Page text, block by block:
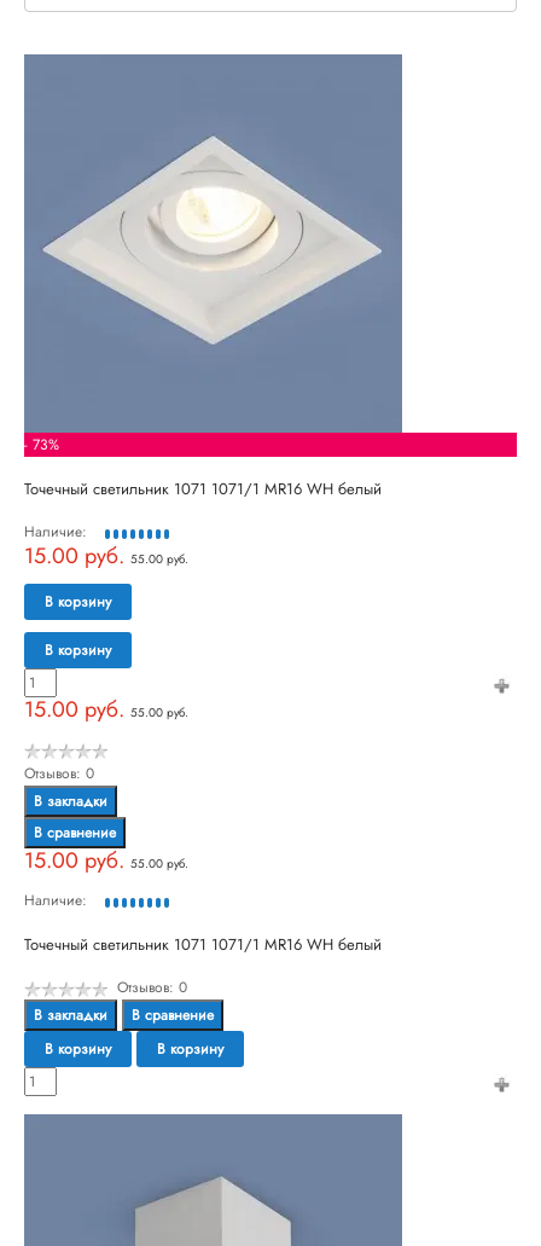
- 73%
Точечный светильник 1071 1071/1 MR16 WH белый
Наличие:
15.00 руб. 55.00 руб.
В корзину
В корзину
15.00 руб. 55.00 руб.
Отзывов: 0
В закладки
В сравнение
15.00 руб. 55.00 руб.
Наличие:
Точечный светильник 1071 1071/1 MR16 WH белый
Отзывов: 0
В закладки
В сравнение
В корзину
В корзину